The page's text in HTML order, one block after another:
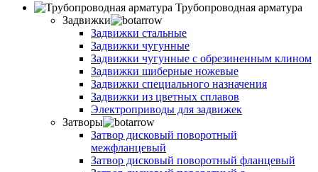
Трубопроводная арматура
Задвижки
Задвижки стальные
Задвижки чугунные
Задвижки чугунные с обрезиненным клином
Задвижки шиберные ножевые
Задвижки специального назначения
Задвижки из цветных сплавов
Электроприводы для задвижек
Затворы
Затвор дисковый поворотный
межфланцевый
Затвор дисковый поворотный фланцевый